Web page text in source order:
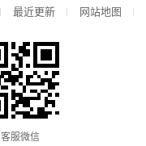
最近更新 网站地图
客服微信